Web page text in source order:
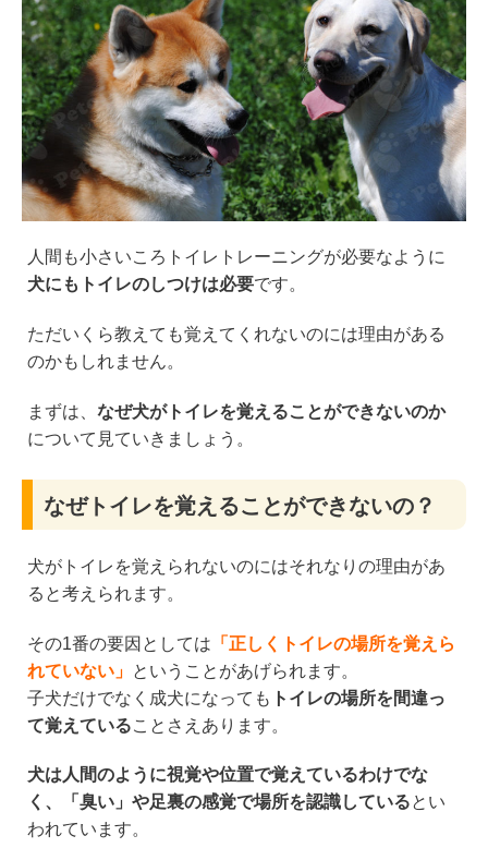
人間も小さいころトイレトレーニングが必要なように
犬にもトイレのしつけは必要です。
ただいくら教えても覚えてくれないのには理由がある
のかもしれません。
まずは、 なぜ犬がトイレを覚えることができないのか
について見ていきましょう。
なぜトイレを覚えることができないの？
犬がトイレを覚えられないのにはそれなりの理由があ
ると考えられます。
その1番の要因としては 「正しくトイレの場所を覚えら
れていない」 ということがあげられます。
子犬だけでなく成犬になっても トイレの場所を間違っ
て覚えていることさえあります。
犬は人間のように視覚や位置で覚えているわけでな
く、「臭い」や足裏の感覚で場所を認識しているとい
われています。